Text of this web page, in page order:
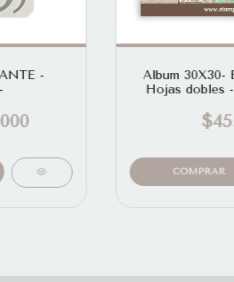
-
Album 30X30-
Hojas dobles